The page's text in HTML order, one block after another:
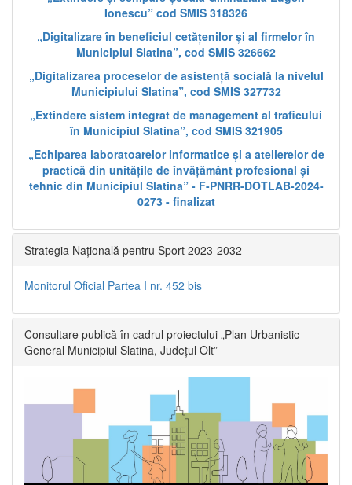
Ionescu” cod SMIS 318326
„Digitalizare în beneficiul cetățenilor și al firmelor în
Municipiul Slatina”, cod SMIS 326662
„Digitalizarea proceselor de asistență socială la nivelul
Municipiului Slatina”, cod SMIS 327732
„Extindere sistem integrat de management al traficului
în Municipiul Slatina”, cod SMIS 321905
„Echiparea laboratoarelor informatice și a atelierelor de
practică din unitățile de învățământ profesional și
tehnic din Municipiul Slatina” - F-PNRR-DOTLAB-2024-
0273 - finalizat
Strategia Națională pentru Sport 2023-2032
Monitorul Oficial Partea I nr. 452 bis
Consultare publică în cadrul proiectului „Plan Urbanistic
General Municipiul Slatina, Județul Olt”